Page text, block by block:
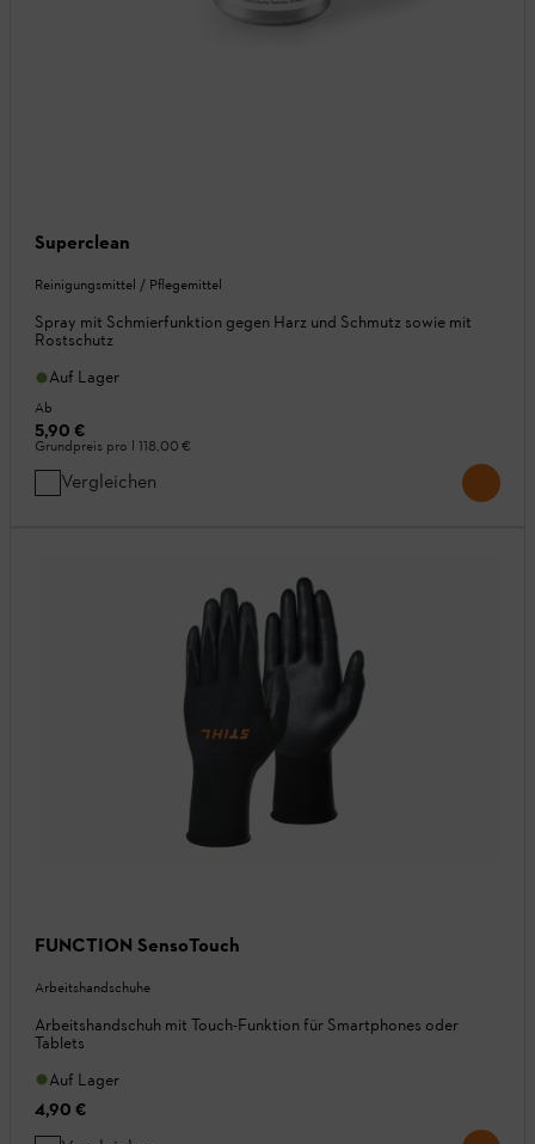
Superclean
Reinigungsmittel / Pflegemittel
Spray mit Schmierfunktion gegen Harz und Schmutz sowie mit
Rostschutz
Auf Lager
Ab
5,90 €
Grundpreis pro l 118,00 €
Vergleichen
FUNCTION SensoTouch
Arbeitshandschuhe
Arbeitshandschuh mit Touch-Funktion für Smartphones oder
Tablets
Auf Lager
4,90 €